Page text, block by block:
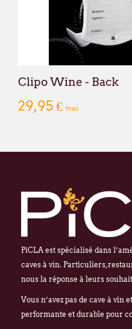
Clipo Wine - Back
29,95 € tvac
PiCLA est spécialisé dans
caves à vin. Particuliers,
nous la réponse à leurs
Vous n’avez pas de cave à vin
performante et durable pour